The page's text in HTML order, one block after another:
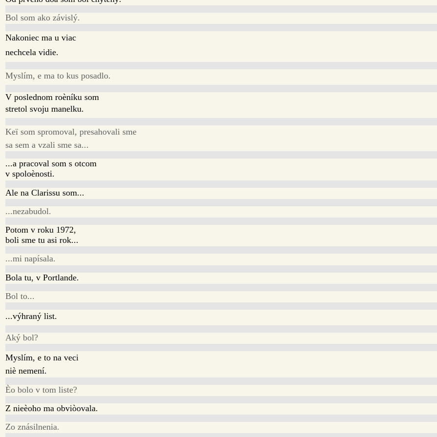
Bol som ako závislý.
Nakoniec ma u viac
nechcela vidie.
Myslím, e ma to kus posadlo.
V poslednom roèníku som
stretol svoju manelku.
Keï som spromoval, presahovali sme
sa sem a vzali sme sa...
...a pracoval som s otcom
v spoloènosti.
Ale na Clarissu som...
...nezabudol.
Potom v roku 1972,
boli sme tu asi rok...
...mi napísala.
Bola tu, v Portlande.
Bol to...
...výhraný list.
Aký bol?
Myslím, e to na veci
niè nemení.
Èo bolo v tom liste?
Z nieèoho ma obviòovala.
Zo znásilnenia.